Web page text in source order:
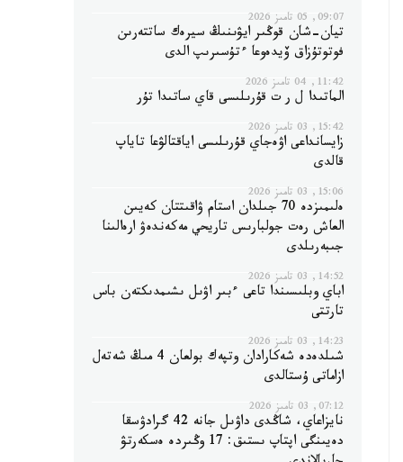
09:07, 05 تامىز 2026
تيان-شان قوڭىر ايۋىنىڭ سيرەك ساتتەرىن
فوتوتۇزاق ۆيدەوعا ءتۇسىرىپ الدى
11:42, 04 تامىز 2026
الماتىدا ل ر ت قۇرىلىسى قاي ساتىدا تۇر
15:42, 03 تامىز 2026
زايسانداعى اۋەجاي قۇرىلىسى اياقتالۋعا تاياپ
قالدى
15:06, 03 تامىز 2026
ەلىمىزدە 70 جىلدان استام ۋاقىتتان كەيىن
العاش رەت جولبارىس تاريحي مەكەندەۋ ارەالىنا
جىبەرىلدى
14:52, 03 تامىز 2026
اباي وبلىسىندا تاعى ءبىر اۋىل ىشىمدىكتەن باس
تارتتى
14:23, 03 تامىز 2026
شىلدەدە شەكارادان وتپەك بولعان 4 مىڭ شەتەل
ازاماتى ۇستالدى
07:12, 03 تامىز 2026
نايزاعاي، شاڭدى داۋىل جانە 42 گرادۋسقا
دەيىنگى اپتاپ ىستىق: 17 وڭىردە ەسكەرتۋ